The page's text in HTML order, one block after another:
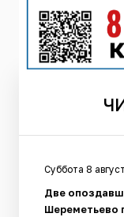
Суббота 8
Две
Шереметьево